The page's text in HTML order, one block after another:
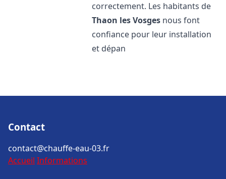
correctement. Les habitants de
Thaon les Vosges nous font
confiance pour leur installation
et dépan
Contact
contact@chauffe-eau-03.fr
Accueil Informations